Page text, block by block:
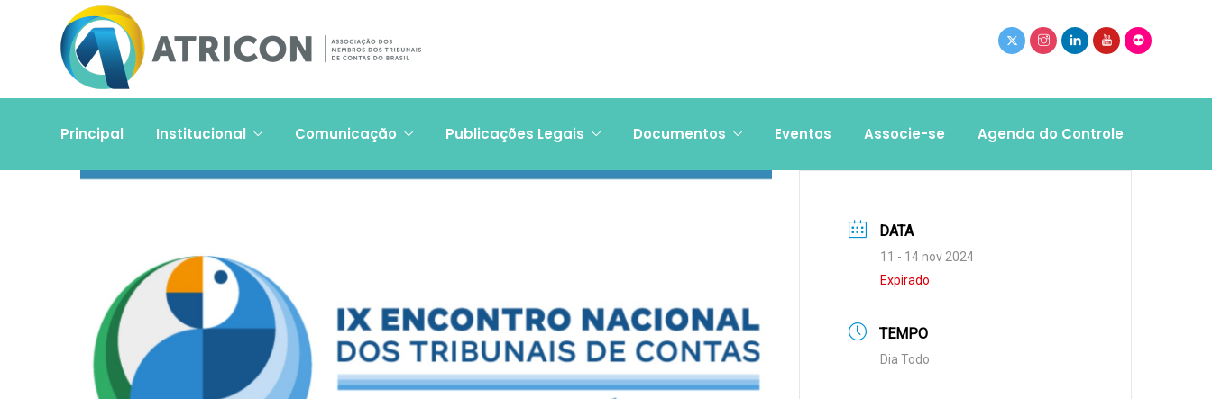
Principal Institucional Comunicação Publicações Legais Documentos Eventos Associe-se Agenda do Controle
DATA
11 - 14 nov 2024
Expirado
TEMPO
Dia Todo